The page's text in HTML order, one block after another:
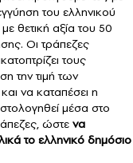
του ελληνικού
θετική αξία του 50
Οι τράπεζες
τους
την τιμή των
να καταπέσει η
μέσα στο
ώστε να
το ελληνικό δημόσιο